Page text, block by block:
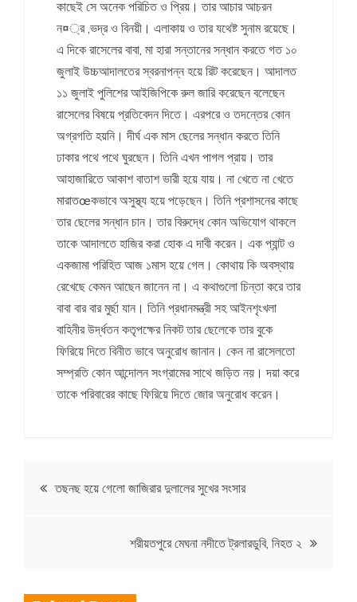
কাছেই সে অনেক পরিচিত ও প্রিয়। তার আচার আচরন
ন¤্র ,ভদ্র ও বিনয়ী। এলাকায় ও তার যথেষ্ট সুনাম রয়েছে।
এ দিকে রাসেলের বাবা, মা হারা সন্তানের সন্ধান করতে গত ১০
জুলাই উচ্চআদালতের স্বরনাপন্ন হয়ে রিট করেছেন। আদালত
১১ জুলাই পুলিশের আইজিপিকে রুল জারি করেছেন বলেছেন
রাসেলের বিষয়ে প্রতিবেদন দিতে। এরপরে ও তদন্তের কোন
অগ্রগতি হয়নি। দীর্ঘ এক মাস ছেলের সন্ধান করতে তিনি
ঢাকার পথে পথে ঘুরছেন। তিনি এখন পাগল প্রায়। তার
আহাজারিতে আকাশ বাতাশ ভারী হয়ে যায়। না খেতে না খেতে
মারাতœকভাবে অসুস্থ্য হয়ে পড়েছেন। তিনি প্রশাসনের কাছে
তার ছেলের সন্ধান চান। তার বিরুদ্ধে কোন অভিযোগ থাকলে
তাকে আদালতে হাজির করা হোক এ দাবী করেন। এক প্যান্ট ও
একজামা পরিহিত আজ ১মাস হয়ে গেল। কোথায় কি অবস্থায়
রেখেছে কেমন আছেন জানেন না। এ কথাগুলো চিন্তা করে তার
বাবা বার বার মুর্ছা যান। তিনি প্রধানমন্ত্রী সহ আইনশৃংখলা
বাহিনীর উর্দ্ধতন কতৃপক্ষের নিকট তার ছেলেকে তার বুকে
ফিরিয়ে দিতে বিনীত ভাবে অনুরোধ জানান। কেন না রাসেলতো
সম্প্রতি কোন আন্দোলন সংগ্রামের সাথে জড়িত নয়। দয়া করে
তাকে পরিবারের কাছে ফিরিয়ে দিতে জোর অনুরোধ করেন।
Post
তছনছ হয়ে গেলো জাজিরার দুলালের সুখের সংসার
শরীয়তপুরে মেঘনা নদীতে ট্রলারডুবি, নিহত ২